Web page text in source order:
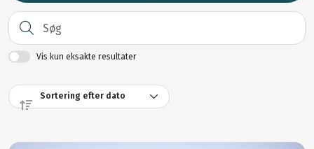
Vis kun eksakte resultater